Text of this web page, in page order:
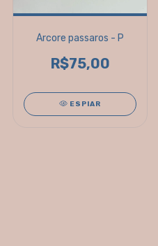
Árcore passaros - P
R$75,00
ESPIAR